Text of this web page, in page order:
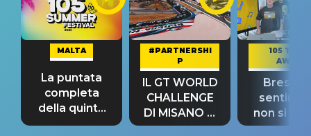
MALTA
La puntata
completa
della quinta
tappa
#PARTNERSHI
P
IL GT WORLD
CHALLENGE
DI MISANO si
riconferma
105 TAKE
AWAY
Bresh:
non si
fino alla